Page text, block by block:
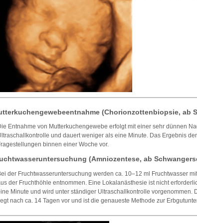
(Chorionzottenbiopsie, ab
Entnahme von Mutterkuchengewebe erfolgt mit einer sehr dünnen
und dauert weniger als eine Minute. Das Ergebnis
binnen einer Woche vor.
(Amniozentese, ab
der Fruchtwasseruntersuchung werden ca. 10–12 ml Fruchtwasser
der Fruchthöhle entnommen. Eine Lokalanästhesie ist nicht
Minute und wird unter ständiger Ultraschallkontrolle vorgenommen.
nach ca. 14 Tagen vor und ist die genaueste Methode zur